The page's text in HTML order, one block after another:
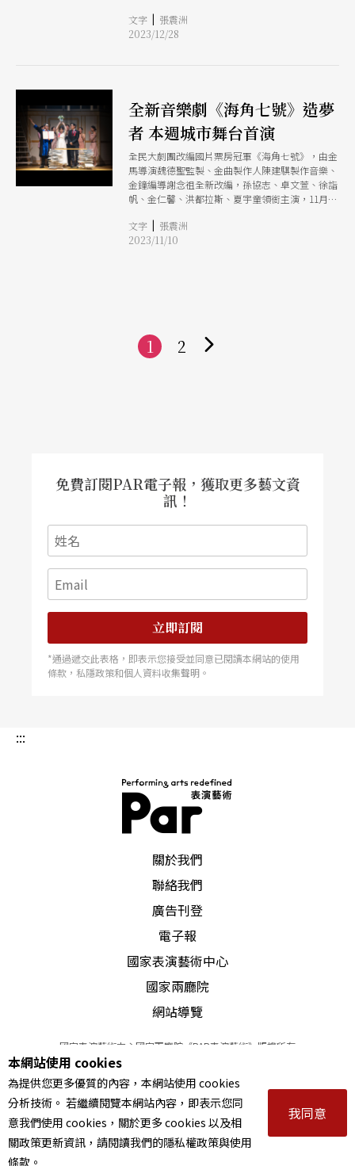
驗。不同於全民大劇團以往的製作，是一部首度結
合脫口秀與戲劇的實驗性作品。
文字 | 張震洲
2023/12/28
全新音樂劇《海角七號》造夢
者 本週城市舞台首演
全民大劇團改編國片票房冠軍《海角七號》，由金
馬導演魏德聖監製、金曲製作人陳建騏製作音樂、
金鐘編導謝念祖全新改編，孫協志、卓文萱、徐詣
帆、金仁馨、洪都拉斯、夏宇童領銜主演，11月11
文字 | 張震洲
2023/11/10
1 2
免費訂閱PAR電子報，獲取更多藝文資
訊！
立即訂閱
*通過遞交此表格，即表示您接受並同意已閱讀本網站的使用
條款，私隱政策和個人資料收集聲明。
:::
關於我們
聯絡我們
廣告刊登
電子報
國家表演藝術中心
國家兩廳院
網站導覽
國家表演藝術中心國家兩廳院《PAR表演藝術》版權所有
© 2022Performing arts redefined. All Rights Reserved
統一編號 Tax Id number 00973926
本站所提供相關演出資訊，如有異動應以主辦單位公告為準。
服務條款｜隱私權聲明｜著作權聲明
本網站使用 cookies
為提供您更多優質的內容，本網站使用 cookies
分析技術。 若繼續閱覽本網站內容，即表示您同
意我們使用 cookies，關於更多 cookies 以及相
關政策更新資訊，請閱讀我們的隱私權政策與使用
條款。
我同意